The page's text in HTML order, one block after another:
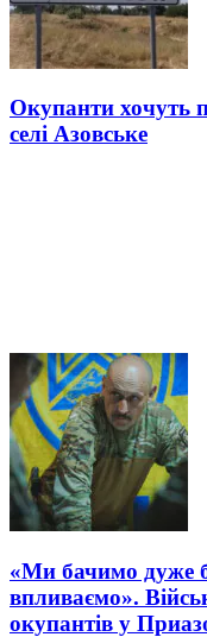
Окупанти хочуть
селі Азовське
«Ми бачимо дуже
впливаємо».
окупантів у